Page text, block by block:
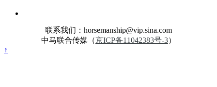
联系我们：horsemanship@vip.sina.com
中马联合传媒（京ICP备11042383号-3）
↑